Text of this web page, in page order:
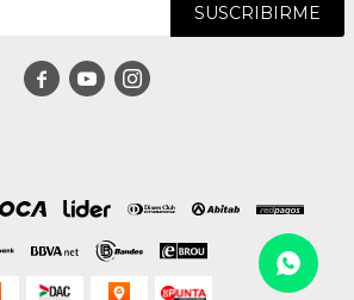
SUSCRIBIRME
  